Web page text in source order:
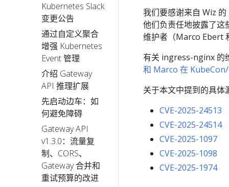
Kubernetes Slack
变更公告
通过自定义聚合
增强 Kubernetes
Event 管理
介绍 Gateway
API 推理扩展
先启动边车：如
何避免障碍
Gateway API
v1.3.0：流量复
制、CORS、
Gateway 合并和
重试预算的改进
我们要感谢来自 Wiz
他们负责任地披露了
维护者（Marco Ebert
有关 ingress-nginx 的
和 Marco 在
关于本文中提到的具
CVE-2025-24513
CVE-2025-24514
CVE-2025-1097
CVE-2025-1098
CVE-2025-1974